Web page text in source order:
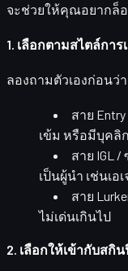
จะช่วยให้คุณอยากล็
1. เลือกตามสไตล์การ
ลองถามตัวเองก่อน
สาย
เข้ม หรือมีบุคลิก
สาย IGL
เป็นผู้นำ เช่นเอ
สาย
ไม่เด่นเกินไป
2. เลือกให้เข้ากับส